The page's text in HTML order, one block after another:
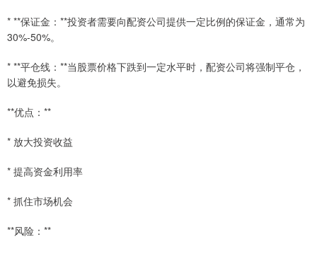
* **保证金：**投资者需要向配资公司提供一定比例的保证金，通常为
30%-50%。
* **平仓线：**当股票价格下跌到一定水平时，配资公司将强制平仓，
以避免损失。
**优点：**
* 放大投资收益
* 提高资金利用率
* 抓住市场机会
**风险：**